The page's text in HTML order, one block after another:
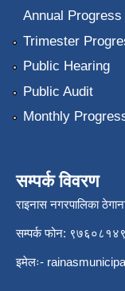
Annual Progress
Trimester
Public Hearing
Public Audit
Monthly
सम्पर्क विवरण
राइनास नगरपालिका
सम्पर्क फोन:
इमेलः-